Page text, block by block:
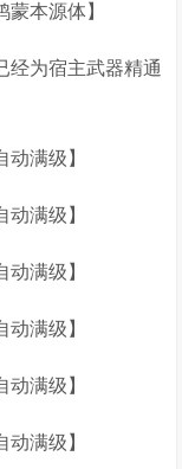
蒙本源体】
经为宿主武器精通
动满级】
动满级】
动满级】
动满级】
动满级】
动满级】